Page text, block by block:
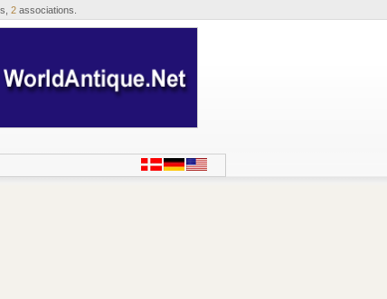
2associations.